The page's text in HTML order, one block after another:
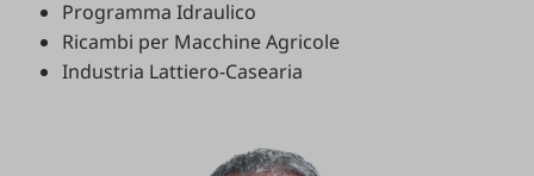
Programma Idraulico
Ricambi per Macchine Agricole
Industria Lattiero-Casearia